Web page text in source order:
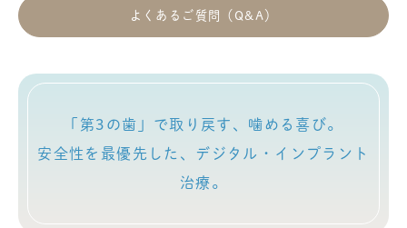
よくあるご質問（Q&A）
「第3の歯」で取り戻す、噛める喜び。
安全性を最優先した、デジタル・インプラント
治療。